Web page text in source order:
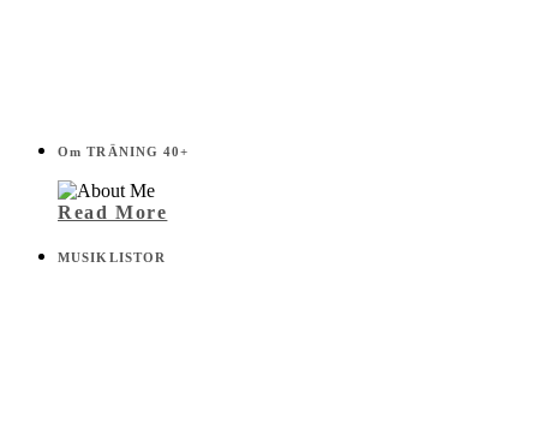
Om TRÄNING 40+
Read More
MUSIKLISTOR